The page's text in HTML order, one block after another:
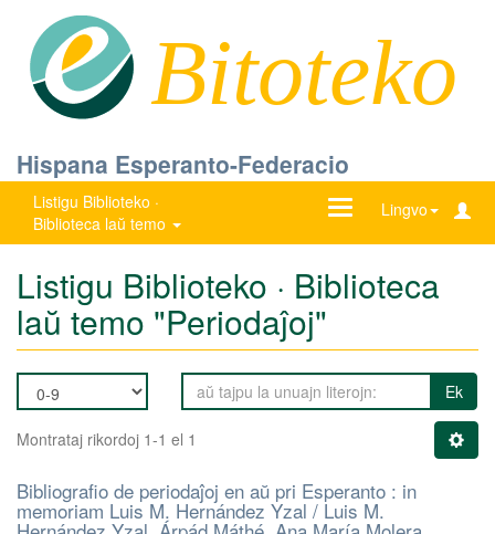
Bitoteko
Hispana Esperanto-Federacio
Listigu Biblioteko ·
Biblioteca laŭ temo
Lingvo
Ŝanĝu
Listigu Biblioteko · Biblioteca
laŭ temo "Periodaĵoj"
Ek
Montrataj rikordoj 1-1 el 1
Bibliografio de periodaĵoj en aŭ pri Esperanto : in
memoriam Luis M. Hernández Yzal / Luis M.